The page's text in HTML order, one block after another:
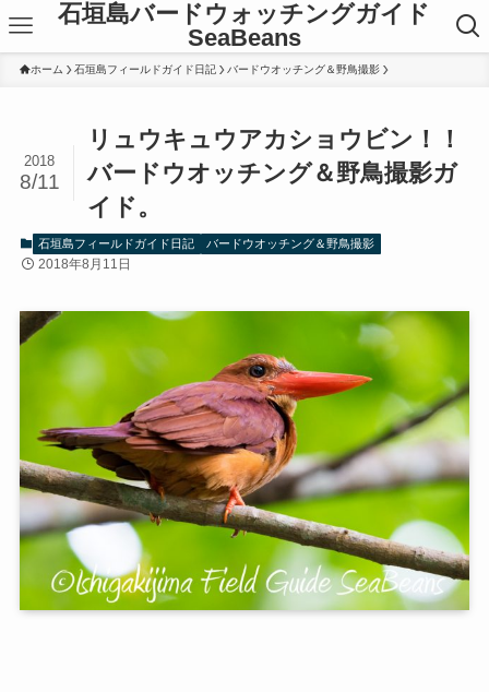
石垣島バードウォッチングガイド
SeaBeans
ホーム 石垣島フィールドガイド日記 バードウオッチング＆野鳥撮影
リュウキュウアカショウビン！！
バードウオッチング＆野鳥撮影ガ
イド。
2018
8/11
石垣島フィールドガイド日記 バードウオッチング＆野鳥撮影
2018年8月11日